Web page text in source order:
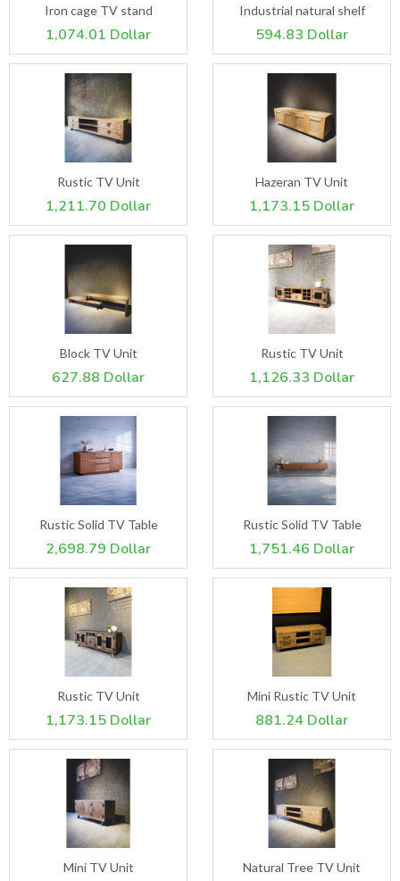
Iron cage TV stand
1,074.01 Dollar
Industrial natural shelf
594.83 Dollar
Rustic TV Unit
1,211.70 Dollar
Hazeran TV Unit
1,173.15 Dollar
Block TV Unit
627.88 Dollar
Rustic TV Unit
1,126.33 Dollar
Rustic Solid TV Table
2,698.79 Dollar
Rustic Solid TV Table
1,751.46 Dollar
Rustic TV Unit
1,173.15 Dollar
Mini Rustic TV Unit
881.24 Dollar
Mini TV Unit Natural Tree TV Unit